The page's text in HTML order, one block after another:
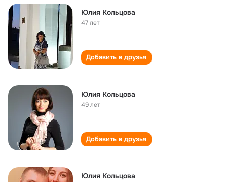
Юлия Кольцова
47 лет
Добавить в друзья
Юлия Кольцова
49 лет
Добавить в друзья
Юлия Кольцова